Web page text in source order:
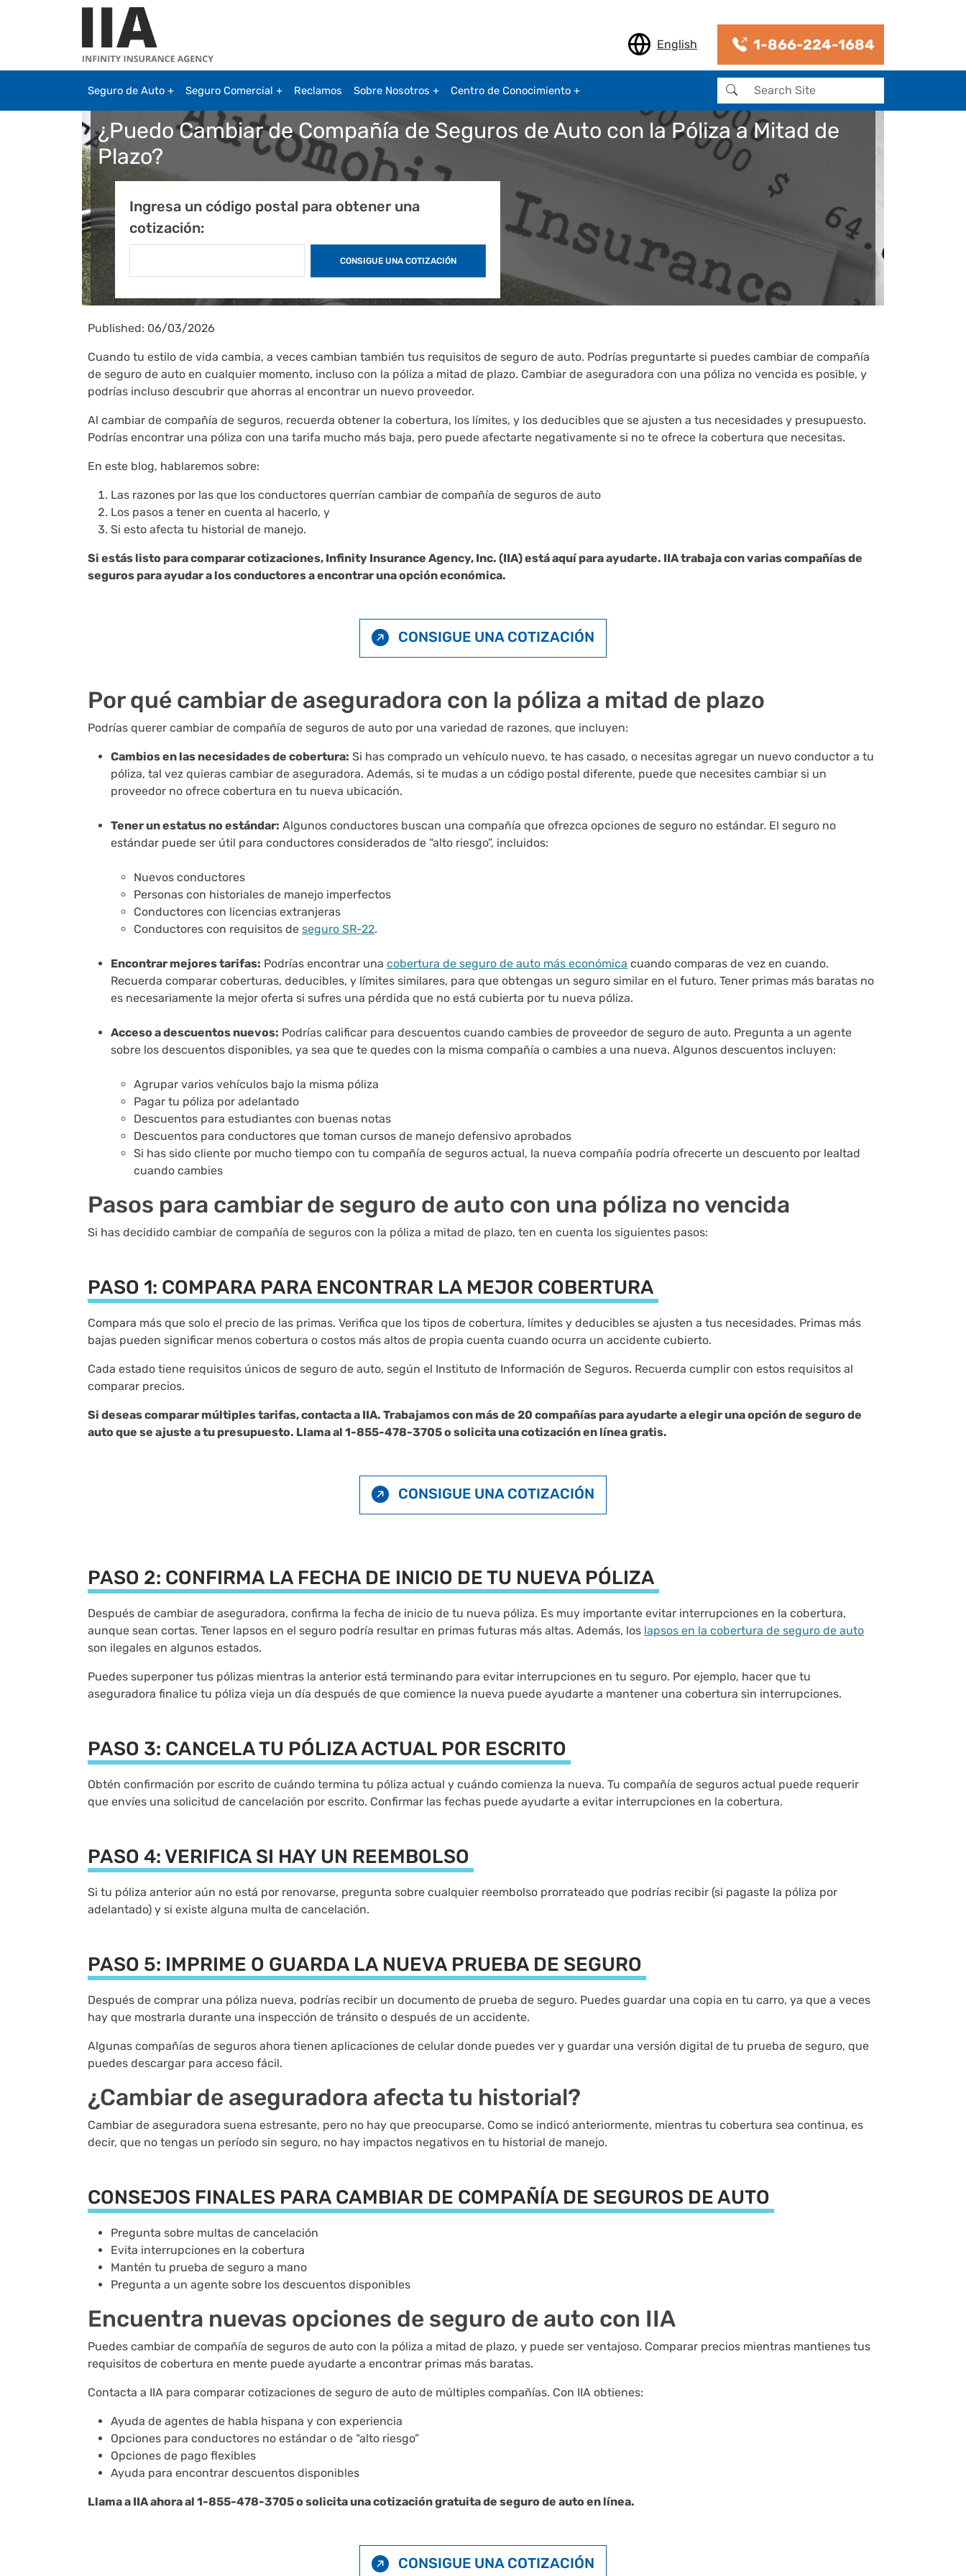
Pasar al contenido principal
English 1-866-224-1684
Seguro de Auto Seguro Comercial Reclamos Sobre Nosotros Centro de Conocimiento Buscar
¿Puedo Cambiar de Compañía de Seguros de Auto con la Póliza a Mitad de
Plazo?
Ingresa un código postal para obtener una
cotización:
Published: 06/03/2026
Cuando tu estilo de vida cambia, a veces cambian también tus requisitos de seguro de auto. Podrías preguntarte si puedes cambiar de compañía
de seguro de auto en cualquier momento, incluso con la póliza a mitad de plazo. Cambiar de aseguradora con una póliza no vencida es posible, y
podrías incluso descubrir que ahorras al encontrar un nuevo proveedor.
Al cambiar de compañía de seguros, recuerda obtener la cobertura, los límites, y los deducibles que se ajusten a tus necesidades y presupuesto.
Podrías encontrar una póliza con una tarifa mucho más baja, pero puede afectarte negativamente si no te ofrece la cobertura que necesitas.
En este blog, hablaremos sobre:
Las razones por las que los conductores querrían cambiar de compañía de seguros de auto
Los pasos a tener en cuenta al hacerlo, y
Si esto afecta tu historial de manejo.
Si estás listo para comparar cotizaciones, Infinity Insurance Agency, Inc. (IIA) está aquí para ayudarte. IIA trabaja con varias compañías de
seguros para ayudar a los conductores a encontrar una opción económica.
CONSIGUE UNA COTIZACIÓN
Por qué cambiar de aseguradora con la póliza a mitad de plazo
Podrías querer cambiar de compañía de seguros de auto por una variedad de razones, que incluyen:
Cambios en las necesidades de cobertura: Si has comprado un vehículo nuevo, te has casado, o necesitas agregar un nuevo conductor a tu
póliza, tal vez quieras cambiar de aseguradora. Además, si te mudas a un código postal diferente, puede que necesites cambiar si un
proveedor no ofrece cobertura en tu nueva ubicación.
Tener un estatus no estándar: Algunos conductores buscan una compañía que ofrezca opciones de seguro no estándar. El seguro no
estándar puede ser útil para conductores considerados de “alto riesgo”, incluidos:
Nuevos conductores
Personas con historiales de manejo imperfectos
Conductores con licencias extranjeras
Conductores con requisitos de seguro SR-22.
Encontrar mejores tarifas: Podrías encontrar una cobertura de seguro de auto más económica cuando comparas de vez en cuando.
Recuerda comparar coberturas, deducibles, y límites similares, para que obtengas un seguro similar en el futuro. Tener primas más baratas no
es necesariamente la mejor oferta si sufres una pérdida que no está cubierta por tu nueva póliza.
Acceso a descuentos nuevos: Podrías calificar para descuentos cuando cambies de proveedor de seguro de auto. Pregunta a un agente
sobre los descuentos disponibles, ya sea que te quedes con la misma compañía o cambies a una nueva. Algunos descuentos incluyen:
Agrupar varios vehículos bajo la misma póliza
Pagar tu póliza por adelantado
Descuentos para estudiantes con buenas notas
Descuentos para conductores que toman cursos de manejo defensivo aprobados
Si has sido cliente por mucho tiempo con tu compañía de seguros actual, la nueva compañía podría ofrecerte un descuento por lealtad
cuando cambies
Pasos para cambiar de seguro de auto con una póliza no vencida
Si has decidido cambiar de compañía de seguros con la póliza a mitad de plazo, ten en cuenta los siguientes pasos:
PASO 1: COMPARA PARA ENCONTRAR LA MEJOR COBERTURA
Compara más que solo el precio de las primas. Verifica que los tipos de cobertura, límites y deducibles se ajusten a tus necesidades. Primas más
bajas pueden significar menos cobertura o costos más altos de propia cuenta cuando ocurra un accidente cubierto.
Cada estado tiene requisitos únicos de seguro de auto, según el Instituto de Información de Seguros. Recuerda cumplir con estos requisitos al
comparar precios.
Si deseas comparar múltiples tarifas, contacta a IIA. Trabajamos con más de 20 compañías para ayudarte a elegir una opción de seguro de
auto que se ajuste a tu presupuesto. Llama al 1-855-478-3705 o solicita una cotización en línea gratis.
CONSIGUE UNA COTIZACIÓN
PASO 2: CONFIRMA LA FECHA DE INICIO DE TU NUEVA PÓLIZA
Después de cambiar de aseguradora, confirma la fecha de inicio de tu nueva póliza. Es muy importante evitar interrupciones en la cobertura,
aunque sean cortas. Tener lapsos en el seguro podría resultar en primas futuras más altas. Además, los lapsos en la cobertura de seguro de auto
son ilegales en algunos estados.
Puedes superponer tus pólizas mientras la anterior está terminando para evitar interrupciones en tu seguro. Por ejemplo, hacer que tu
aseguradora finalice tu póliza vieja un día después de que comience la nueva puede ayudarte a mantener una cobertura sin interrupciones.
PASO 3: CANCELA TU PÓLIZA ACTUAL POR ESCRITO
Obtén confirmación por escrito de cuándo termina tu póliza actual y cuándo comienza la nueva. Tu compañía de seguros actual puede requerir
que envíes una solicitud de cancelación por escrito. Confirmar las fechas puede ayudarte a evitar interrupciones en la cobertura.
PASO 4: VERIFICA SI HAY UN REEMBOLSO
Si tu póliza anterior aún no está por renovarse, pregunta sobre cualquier reembolso prorrateado que podrías recibir (si pagaste la póliza por
adelantado) y si existe alguna multa de cancelación.
PASO 5: IMPRIME O GUARDA LA NUEVA PRUEBA DE SEGURO
Después de comprar una póliza nueva, podrías recibir un documento de prueba de seguro. Puedes guardar una copia en tu carro, ya que a veces
hay que mostrarla durante una inspección de tránsito o después de un accidente.
Algunas compañías de seguros ahora tienen aplicaciones de celular donde puedes ver y guardar una versión digital de tu prueba de seguro, que
puedes descargar para acceso fácil.
¿Cambiar de aseguradora afecta tu historial?
Cambiar de aseguradora suena estresante, pero no hay que preocuparse. Como se indicó anteriormente, mientras tu cobertura sea continua, es
decir, que no tengas un período sin seguro, no hay impactos negativos en tu historial de manejo.
CONSEJOS FINALES PARA CAMBIAR DE COMPAÑÍA DE SEGUROS DE AUTO
Pregunta sobre multas de cancelación
Evita interrupciones en la cobertura
Mantén tu prueba de seguro a mano
Pregunta a un agente sobre los descuentos disponibles
Encuentra nuevas opciones de seguro de auto con IIA
Puedes cambiar de compañía de seguros de auto con la póliza a mitad de plazo, y puede ser ventajoso. Comparar precios mientras mantienes tus
requisitos de cobertura en mente puede ayudarte a encontrar primas más baratas.
Contacta a IIA para comparar cotizaciones de seguro de auto de múltiples compañías. Con IIA obtienes:
Ayuda de agentes de habla hispana y con experiencia
Opciones para conductores no estándar o de “alto riesgo”
Opciones de pago flexibles
Ayuda para encontrar descuentos disponibles
Llama a IIA ahora al 1-855-478-3705 o solicita una cotización gratuita de seguro de auto en línea.
CONSIGUE UNA COTIZACIÓN